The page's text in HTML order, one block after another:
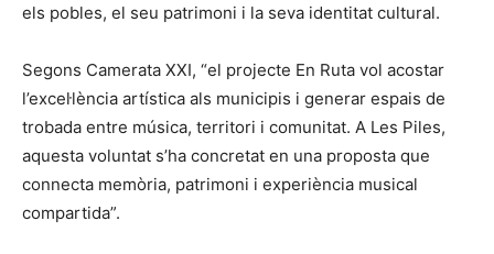
els pobles, el seu patrimoni i la seva identitat cultural.
Segons Camerata XXI, “el projecte En Ruta vol acostar
l’excel·lència artística als municipis i generar espais de
trobada entre música, territori i comunitat. A Les Piles,
aquesta voluntat s’ha concretat en una proposta que
connecta memòria, patrimoni i experiència musical
compartida”.